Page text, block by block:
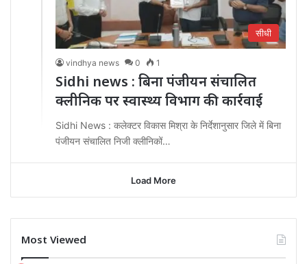
सीधी
vindhya news 0 1
Sidhi news : बिना पंजीयन संचालित
क्लीनिक पर स्वास्थ्य विभाग की कार्रवाई
Sidhi News : कलेक्टर विकास मिश्रा के निर्देशानुसार जिले में बिना
पंजीयन संचालित निजी क्लीनिकों…
Load More
Most Viewed